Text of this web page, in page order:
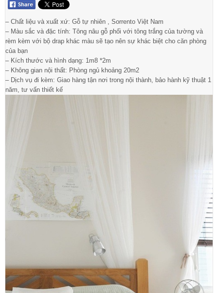
– Chất liệu và xuất xứ: Gỗ tự nhiên , Sorrento Việt Nam
– Màu sắc và đặc tính: Tông nâu gỗ phối với tông trắng của tường và
rèm kèm với bộ drap khác màu sẽ tạo nên sự khác biệt cho căn phòng
của bạn
– Kích thước và hình dạng: 1m8 *2m
– Không gian nội thất: Phòng ngủ khoảng 20m2
– Dịch vụ đi kèm: Giao hàng tận nơi trong nội thành, bảo hành kỹ thuật 1
năm, tư vấn thiết kế